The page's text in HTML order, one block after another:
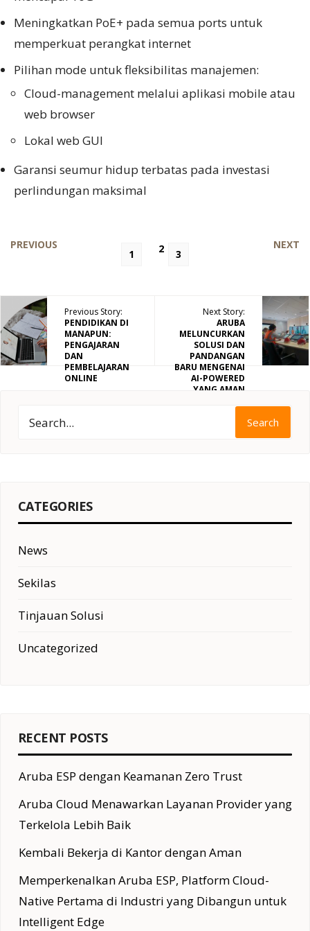
Meningkatkan PoE+ pada semua ports untuk
memperkuat perangkat internet
Pilihan mode untuk fleksibilitas manajemen:
Cloud-management melalui aplikasi mobile atau
web browser
Lokal web GUI
Garansi seumur hidup terbatas pada investasi
perlindungan maksimal
1 2 3
PREVIOUS NEXT
Previous Story:
PENDIDIKAN DI
MANAPUN:
PENGAJARAN
DAN
PEMBELAJARAN
ONLINE
Next Story:
ARUBA
MELUNCURKAN
SOLUSI DAN
PANDANGAN
BARU MENGENAI
AI-POWERED
YANG AMAN
KERJA
Search
CATEGORIES
News
Sekilas
Tinjauan Solusi
Uncategorized
RECENT POSTS
Aruba ESP dengan Keamanan Zero Trust
Aruba Cloud Menawarkan Layanan Provider yang
Terkelola Lebih Baik
Kembali Bekerja di Kantor dengan Aman
Memperkenalkan Aruba ESP, Platform Cloud-
Native Pertama di Industri yang Dibangun untuk
Intelligent Edge